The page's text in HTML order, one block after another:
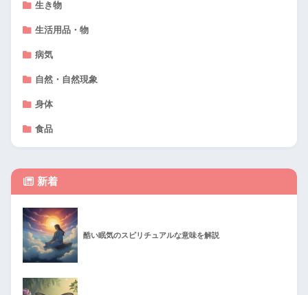
生き物
生活用品・物
病気
自然・自然現象
身体
食品
新着
酷い眠気のスピリチュアルな意味を解説